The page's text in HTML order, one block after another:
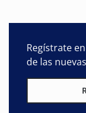
Regístrate
de las